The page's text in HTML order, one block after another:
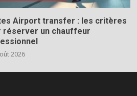
Airport transfer : les critères
réserver un chauffeur
2026